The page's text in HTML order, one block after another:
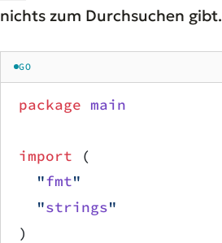
nichts zum Durchsuchen gibt.
GO
package main
import (
	"
fmt"
	"
strings"
)